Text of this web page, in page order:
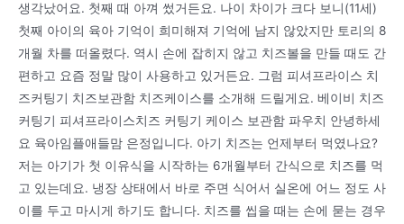
생각났어요. 첫째 때 아껴 썼거든요. 나이 차이가 크다 보니(11세)
첫째 아이의 육아 기억이 희미해져 기억에 남지 않았지만 토리의 8
개월 차를 떠올렸다. 역시 손에 잡히지 않고 치즈볼을 만들 때도 간
편하고 요즘 정말 많이 사용하고 있거든요. 그럼 피셔프라이스 치
즈커팅기 치즈보관함 치즈케이스를 소개해 드릴게요. 베이비 치즈
커팅기 피셔프라이스치즈 커팅기 케이스 보관함 파우치 안녕하세
요 육아임플애들맘 은정입니다. 아기 치즈는 언제부터 먹였나요?
저는 아기가 첫 이유식을 시작하는 6개월부터 간식으로 치즈를 먹
고 있는데요. 냉장 상태에서 바로 주면 식어서 실온에 어느 정도 사
이를 두고 마시게 하기도 합니다. 치즈를 씹을 때는 손에 묻는 경우